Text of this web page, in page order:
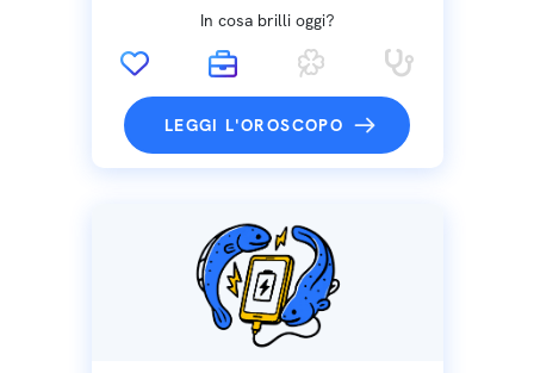
In cosa brilli oggi?
LEGGI L'OROSCOPO